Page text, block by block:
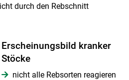
main content
durch den Rebschnitt
Erscheinungsbild kranker
Stöcke
nicht alle Rebsorten reagieren